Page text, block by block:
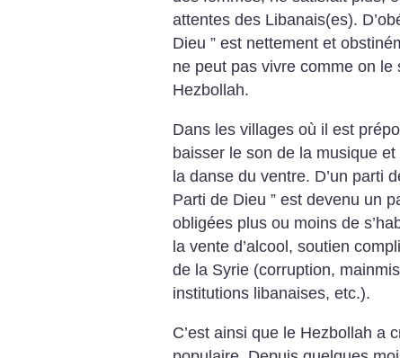
attentes des Libanais(es).
Dieu ” est nettement et
ne peut pas vivre comme on
Hezbollah.
Dans les villages où il est
baisser le son de la musique
la danse du ventre. D’un parti
Parti de Dieu ” est devenu un
obligées plus ou moins de
la vente d’alcool, soutien
de la Syrie (corruption,
institutions libanaises, etc.).
C’est ainsi que le Hezbollah a